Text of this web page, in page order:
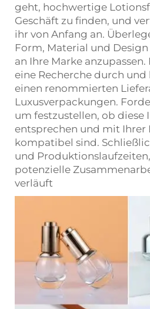
geht, hochwertige
Geschäft zu finden, und
ihr von Anfang an.
Form, Material und
an Ihre Marke anzupassen.
eine Recherche durch
einen renommierten
Luxusverpackungen.
um festzustellen, ob diese
entsprechen und mit Ihrer
kompatibel sind.
und
potenzielle
verläuft